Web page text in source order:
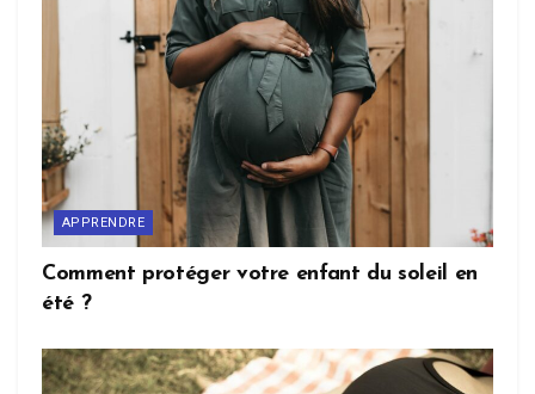
APPRENDRE
Comment protéger votre enfant du soleil en
été ?